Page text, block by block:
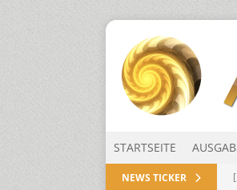
STARTSEITE
NEWS TICKER